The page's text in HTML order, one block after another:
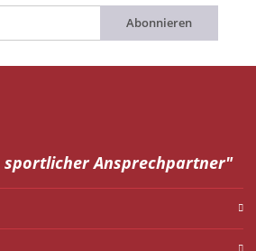
Abonnieren
sportlicher Ansprechpartner"